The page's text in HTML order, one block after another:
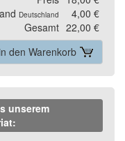
Deutschland
4,00 €
Gesamt 22,00 €
den Warenkorb
unserem